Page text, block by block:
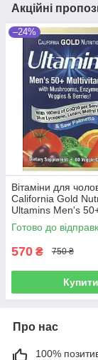
Акційні
–24%
Вітаміни для
California Gold
Ultamins Men's
Multivitamin (60
Готово до
570 ₴ 750 ₴
Купити
Про нас
100%